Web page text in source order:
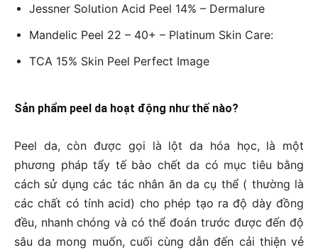
Jessner Solution Acid Peel 14% – Dermalure
Mandelic Peel 22 – 40+ – Platinum Skin Care:
TCA 15% Skin Peel Perfect Image
Sản phẩm peel da hoạt động như thế nào?
Peel da, còn được gọi là lột da hóa học, là một
phương pháp tẩy tế bào chết da có mục tiêu bằng
cách sử dụng các tác nhân ăn da cụ thể ( thường là
các chất có tính acid) cho phép tạo ra độ dày đồng
đều, nhanh chóng và có thể đoán trước được đến độ
sâu da mong muốn, cuối cùng dẫn đến cải thiện vẻ